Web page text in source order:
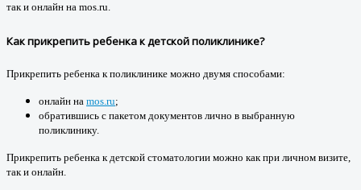
так и онлайн на mos.ru.
Как прикрепить ребенка к детской поликлинике?
Прикрепить ребенка к поликлинике можно двумя способами:
онлайн на mos.ru;
обратившись с пакетом документов лично в выбранную
поликлинику.
Прикрепить ребенка к детской стоматологии можно как при личном визите,
так и онлайн.